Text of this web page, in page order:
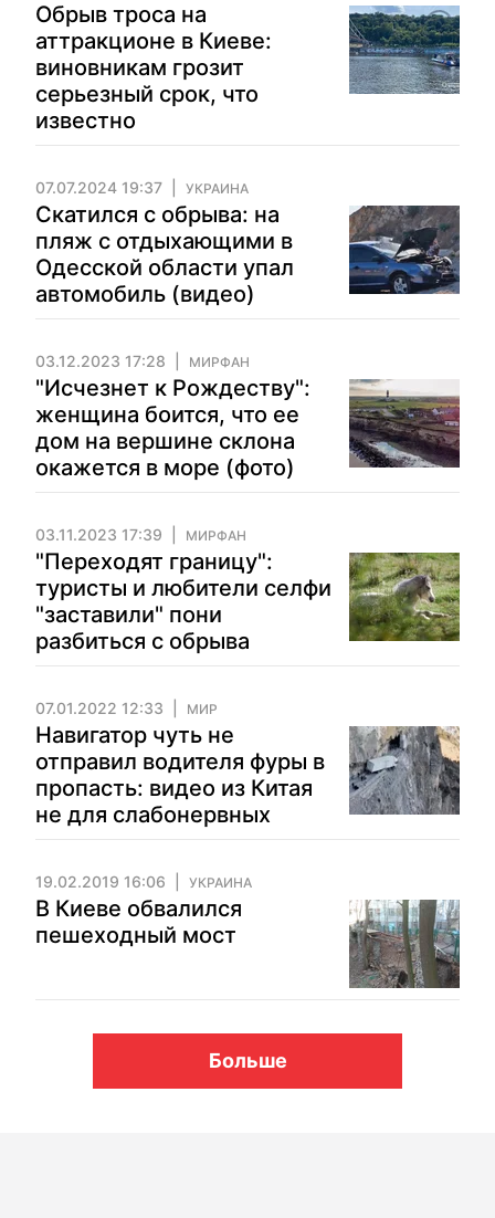
Обрыв троса на
аттракционе в Киеве:
виновникам грозит
серьезный срок, что
известно
07.07.2024 19:37 УКРАИНА
Скатился с обрыва: на
пляж с отдыхающими в
Одесской области упал
автомобиль (видео)
03.12.2023 17:28 МИРФАН
"Исчезнет к Рождеству":
женщина боится, что ее
дом на вершине склона
окажется в море (фото)
03.11.2023 17:39 МИРФАН
"Переходят границу":
туристы и любители селфи
"заставили" пони
разбиться с обрыва
07.01.2022 12:33 МИР
Навигатор чуть не
отправил водителя фуры в
пропасть: видео из Китая
не для слабонервных
19.02.2019 16:06 УКРАИНА
В Киеве обвалился
пешеходный мост
Больше